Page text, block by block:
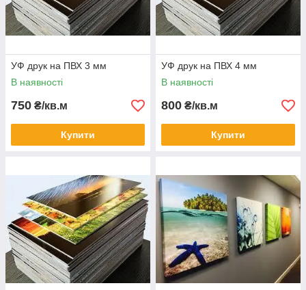
УФ друк на ПВХ 3 мм
В наявності
750 ₴/кв.м
Купити
УФ друк на ПВХ 4 мм
В наявності
800 ₴/кв.м
Купити